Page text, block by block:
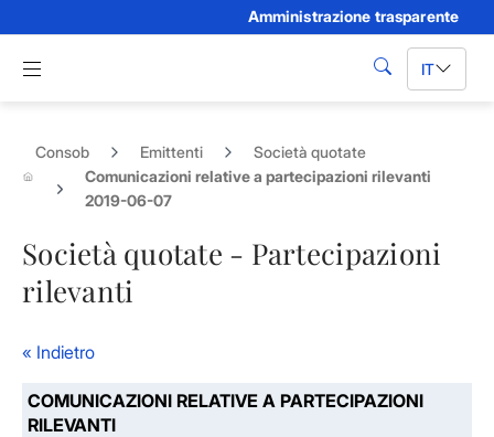
Amministrazione trasparente
Apri menu di navigazione
cerca IT
Consob Emittenti
Società quotate
Comunicazioni relative a partecipazioni rilevanti
2019-06-07
Società quotate - Partecipazioni
rilevanti
« Indietro
COMUNICAZIONI RELATIVE A PARTECIPAZIONI
RILEVANTI